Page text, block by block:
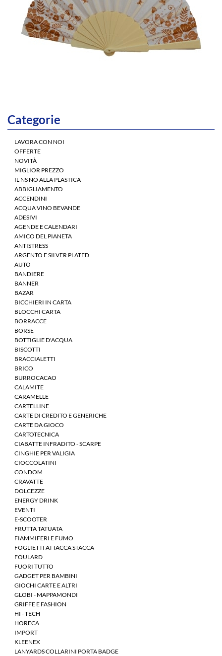
Categorie
LAVORA CON NOI
OFFERTE
NOVITÀ
MIGLIOR PREZZO
IL NS NO ALLA PLASTICA
ABBIGLIAMENTO
ACCENDINI
ACQUA VINO BEVANDE
ADESIVI
AGENDE E CALENDARI
AMICO DEL PIANETA
ANTISTRESS
ARGENTO E SILVER PLATED
AUTO
BANDIERE
BANNER
BAZAR
BICCHIERI IN CARTA
BLOCCHI CARTA
BORRACCE
BORSE
BOTTIGLIE D'ACQUA
BISCOTTI
BRACCIALETTI
BRICO
BURROCACAO
CALAMITE
CARAMELLE
CARTELLINE
CARTE DI CREDITO E GENERICHE
CARTE DA GIOCO
CARTOTECNICA
CIABATTE INFRADITO - SCARPE
CINGHIE PER VALIGIA
CIOCCOLATINI
CONDOM
CRAVATTE
DOLCEZZE
ENERGY DRINK
EVENTI
E-SCOOTER
FRUTTA TATUATA
FIAMMIFERI E FUMO
FOGLIETTI ATTACCA STACCA
FOULARD
FUORI TUTTO
GADGET PER BAMBINI
GIOCHI CARTE E ALTRI
GLOBI - MAPPAMONDI
GRIFFE E FASHION
HI - TECH
HORECA
IMPORT
KLEENEX
LANYARDS COLLARINI PORTA BADGE